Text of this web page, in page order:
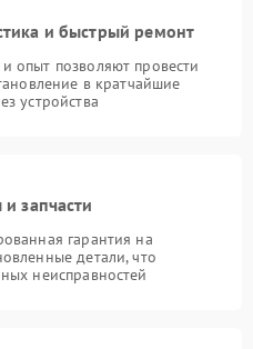
и быстрый ремонт
опыт позволяют провести
в кратчайшие
устройства
запчасти
гарантия на
детали, что
неисправностей